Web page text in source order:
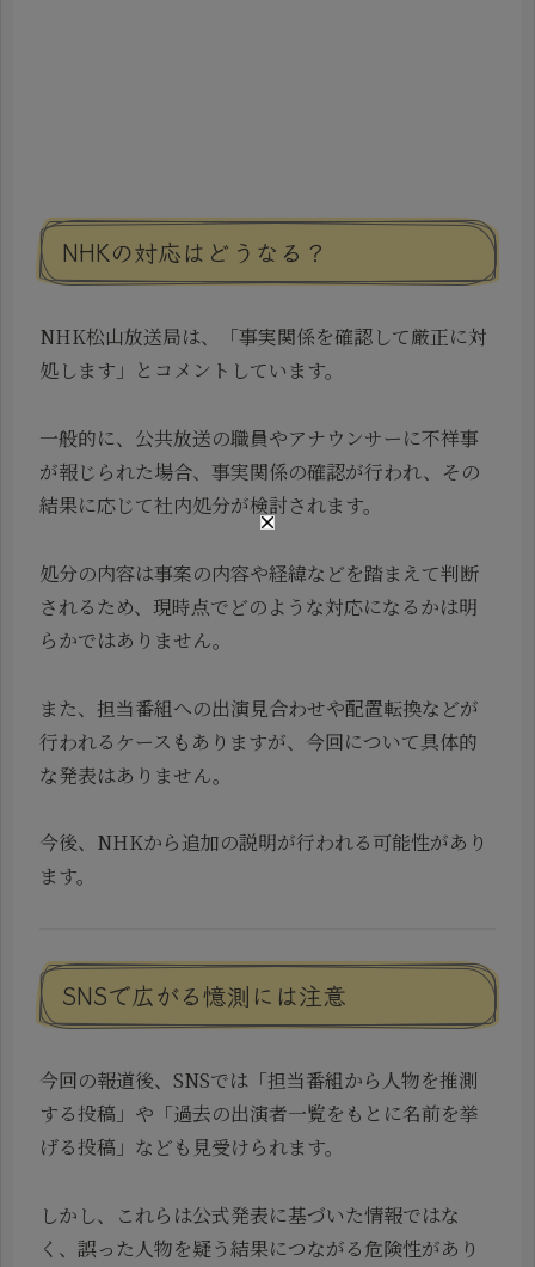
NHKの対応はどうなる？
NHK松山放送局は、「事実関係を確認して厳正に対
処します」とコメントしています。
一般的に、公共放送の職員やアナウンサーに不祥事
が報じられた場合、事実関係の確認が行われ、その
結果に応じて社内処分が検討されます。
処分の内容は事案の内容や経緯などを踏まえて判断
されるため、現時点でどのような対応になるかは明
らかではありません。
また、担当番組への出演見合わせや配置転換などが
行われるケースもありますが、今回について具体的
な発表はありません。
今後、NHKから追加の説明が行われる可能性があり
ます。
SNSで広がる憶測には注意
今回の報道後、SNSでは「担当番組から人物を推測
する投稿」や「過去の出演者一覧をもとに名前を挙
げる投稿」なども見受けられます。
しかし、これらは公式発表に基づいた情報ではな
く、誤った人物を疑う結果につながる危険性があり